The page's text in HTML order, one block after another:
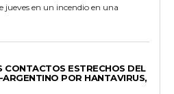
jueves en un incendio en una
CONTACTOS ESTRECHOS DEL
POR HANTAVIRUS,